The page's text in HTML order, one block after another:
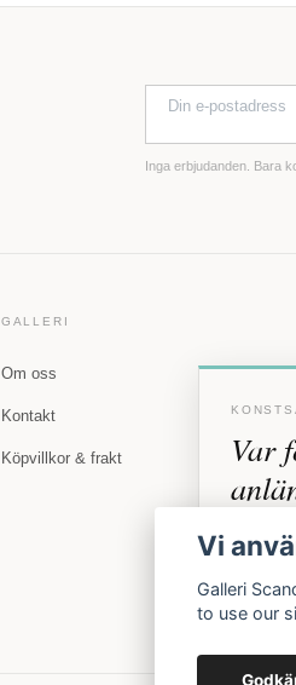
Inga erbjudanden. Bara
GALLERI
Om oss
Kontakt
Köpvillkor & frakt
Var
offentligt.
Vi
Galleri
to use our